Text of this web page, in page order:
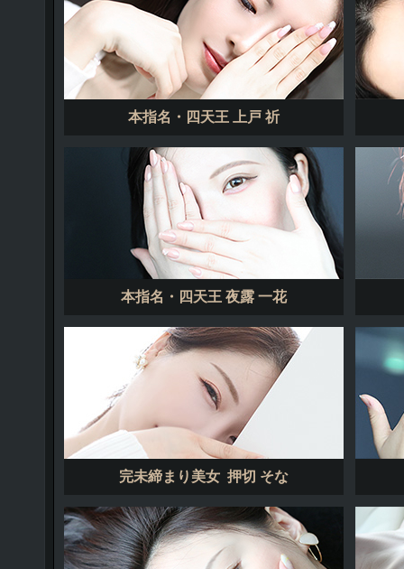
本指名・四天王 上戸 祈
本指名・四天王 夜露 一花
完未締まり美女 押切 そな